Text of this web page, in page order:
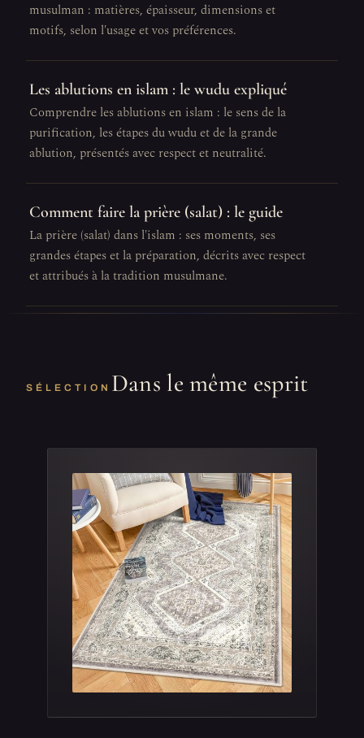
musulman : matières, épaisseur, dimensions et
motifs, selon l'usage et vos préférences.
Les ablutions en islam : le wudu expliqué
Comprendre les ablutions en islam : le sens de la
purification, les étapes du wudu et de la grande
ablution, présentés avec respect et neutralité.
Comment faire la prière (salat) : le guide
La prière (salat) dans l'islam : ses moments, ses
grandes étapes et la préparation, décrits avec respect
et attribués à la tradition musulmane.
SÉLECTION Dans le même esprit